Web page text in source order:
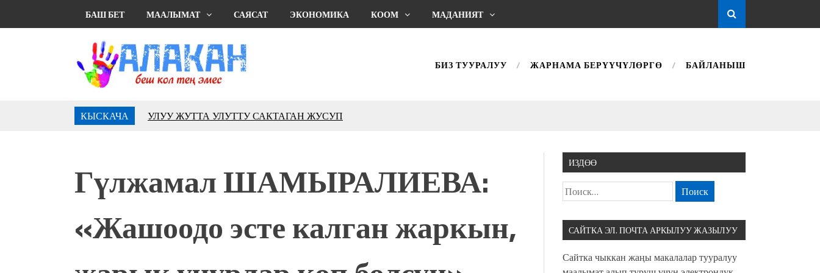
БАШ БЕТ МААЛЫМАТ САЯСАТ ЭКОНОМИКА КООМ МАДАНИЯТ
БИЗ ТУУРАЛУУ ЖАРНАМА БЕРҮҮЧҮЛӨРГӨ БАЙЛАНЫШ
КЫСКАЧА
УЛУУ ЖУТТА УЛУТТУ САКТАГАН ЖУСУП
Аида САЛЯНОВА: "Кыргыз шахмат союзунун
президенти болуп шайланышым сыймык жана чоң
үчүн, улуу көч уланышы үчүн журнал сөзсүз керек!”
“Китепкана түнγ-2026”: Психолог Мээрим Мураталиева
Гүлжамал ШАМЫРАЛИЕВА:
«Жашоодо эсте калган жаркын,
ИЗДӨӨ
САЙТКА ЭЛ. ПОЧТА АРКЫЛУУ ЖАЗЫЛУУ
Сайтка чыккан жаңы макалалар тууралуу